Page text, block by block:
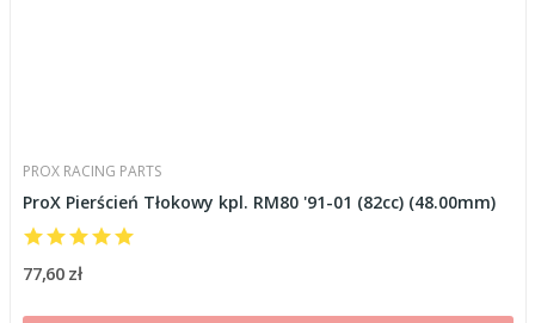
PROX RACING PARTS
ProX Pierścień Tłokowy kpl. RM80 '91-01 (82cc) (48.00mm)
77,60 zł